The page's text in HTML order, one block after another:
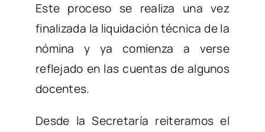
Este proceso se realiza una vez
finalizada la liquidación técnica de la
nómina y ya comienza a verse
reflejado en las cuentas de algunos
docentes.
Desde la Secretaría reiteramos el